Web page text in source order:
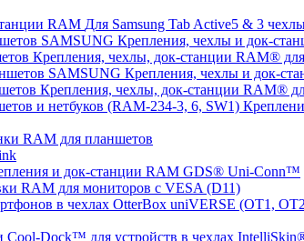
Для Samsung Tab Active5 & 3
Крепления, чехлы и док-
Крепления, чехлы, док-станции RAM®
Крепления, чехлы и док-
Крепления, чехлы, док-станции RAM®
RAM для планшетов
и док-станции RAM GDS® Uni-Conn™
RAM для мониторов с VESA (D11)